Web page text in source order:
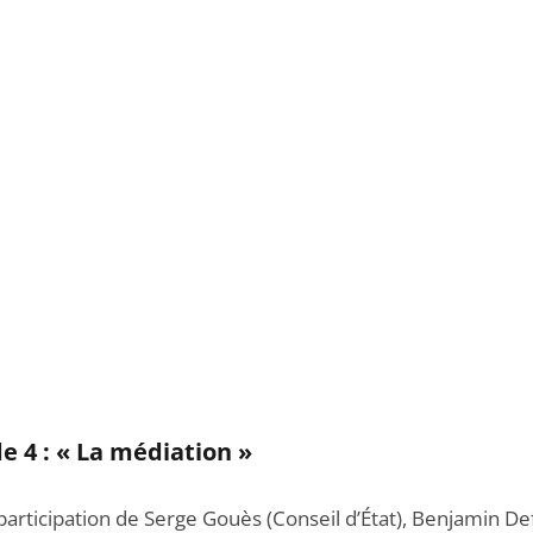
4 : « La médiation »
de Serge Gouès (Conseil d’État), Benjamin